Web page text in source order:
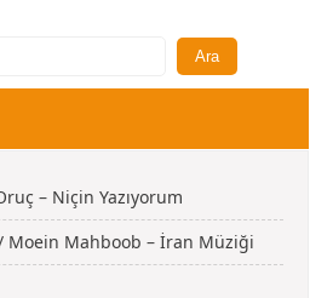
– Niçin Yazıyorum
Moein Mahboob – İran Müziği